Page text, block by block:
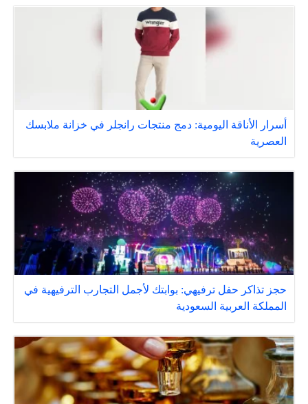
أسرار الأناقة اليومية: دمج منتجات رانجلر في خزانة ملابسك
العصرية
حجز تذاكر حفل ترفيهي: بوابتك لأجمل التجارب الترفيهية في
المملكة العربية السعودية